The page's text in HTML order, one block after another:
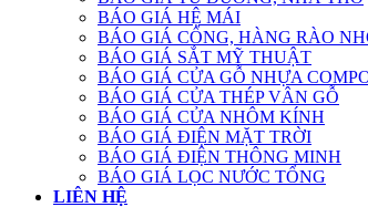
BÁO GIÁ HỆ MÁI
BÁO GIÁ CỔNG, HÀNG RÀO
BÁO GIÁ SẮT MỸ THUẬT
BÁO GIÁ CỬA GỖ NHỰA
BÁO GIÁ CỬA THÉP VÂN GỖ
BÁO GIÁ CỬA NHÔM KÍNH
BÁO GIÁ ĐIỆN MẶT TRỜI
BÁO GIÁ ĐIỆN THÔNG MINH
BÁO GIÁ LỌC NƯỚC TỔNG
LIÊN HỆ